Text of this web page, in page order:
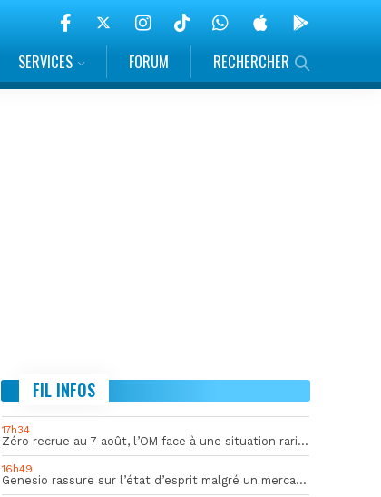
SERVICES FORUM RECHERCHER
FIL INFOS
17h34
Zéro recrue au 7 août, l’OM face à une situation rarissime en Europe
16h49
Genesio rassure sur l’état d’esprit malgré un mercato inquiétant